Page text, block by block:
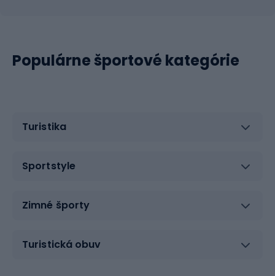
Populárne športové kategórie
Turistika
Sportstyle
Zimné športy
Turistická obuv